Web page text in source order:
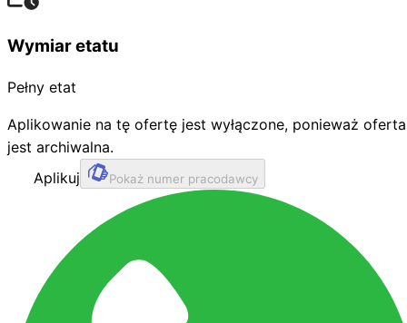
Wymiar etatu
Pełny etat
Aplikowanie na tę ofertę jest wyłączone, ponieważ oferta
jest archiwalna.
Aplikuj
Pokaż numer pracodawcy